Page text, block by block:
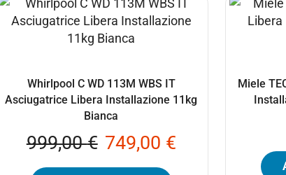
Whirlpool C WD 113M WBS IT
Asciugatrice Libera Installazione 11kg
Bianca
999,00€ 749,00 €
Miele